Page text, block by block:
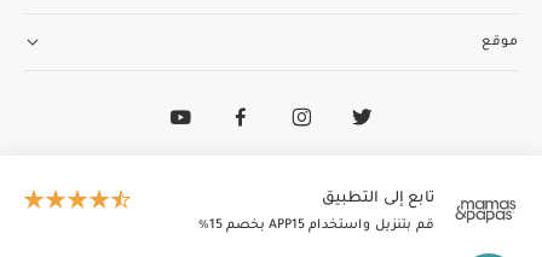
تابع إلى التطبيق
قم بتنزيل واستخدام APP15 بخصم 15٪
موقع
الطاير إنسغنيا (ذ.م.م) تدير وتمتلك ماماز وباباز
© 2026 الطاير إنسغنيا (ذ.م.م). جميع الحقوق محفوظة